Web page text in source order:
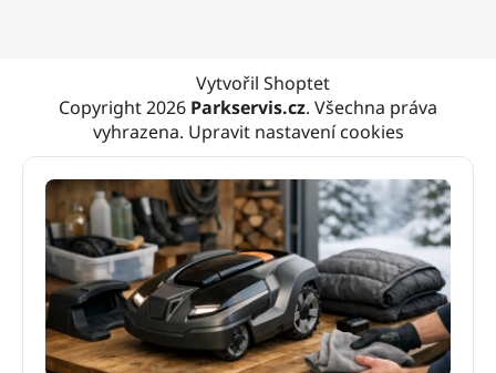
Vytvořil Shoptet
Copyright 2026 Parkservis.cz. Všechna práva
vyhrazena. Upravit nastavení cookies